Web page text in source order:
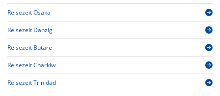
Reisezeit Osaka
Reisezeit Danzig
Reisezeit Butare
Reisezeit Charkiw
Reisezeit Trinidad